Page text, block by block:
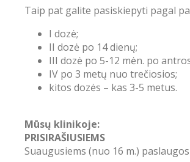
Taip pat galite pasiskiepyti pagal
I dozė;
II dozė po 14 dienų;
III dozė po 5-12 mėn. po
IV po 3 metų nuo trečiosios;
kitos dozės – kas 3-5 metus.
Mūsų klinikoje:
PRISIRAŠIUSIEMS
Suaugusiems (nuo 16 m.)